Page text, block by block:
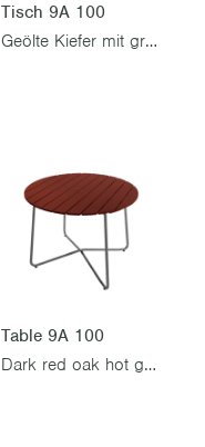
Tisch 9A 100
Geölte Kiefer mit grünem Gestell
Table 9A 100
Dark red oak hot galvanized steel base